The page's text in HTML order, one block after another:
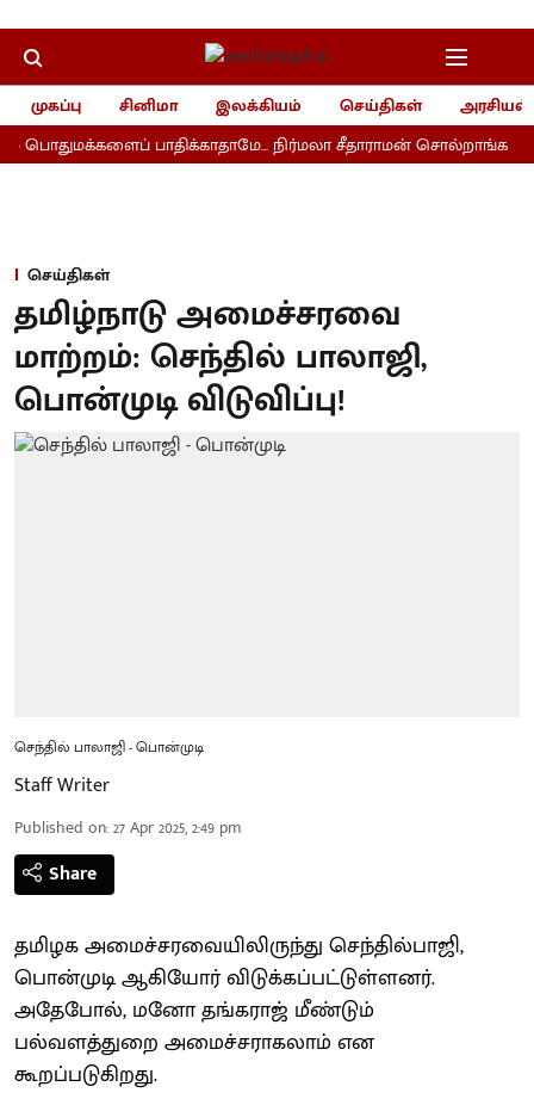
முகப்பு சினிமா இலக்கியம் செய்திகள்
அரசியல்
பாதிக்காதாமே... நிர்மலா சீதாராமன் சொல்றாங்க
செய்திகள்
தமிழ்நாடு அமைச்சரவை
மாற்றம்: செந்தில் பாலாஜி,
பொன்முடி விடுவிப்பு!
செந்தில் பாலாஜி - பொன்முடி
Staff Writer
Published on:27 Apr 2025, 2:49 pm
Share
தமிழக அமைச்சரவையிலிருந்து செந்தில்பாஜி,
பொன்முடி ஆகியோர் விடுக்கப்பட்டுள்ளனர்.
அதேபோல், மனோ தங்கராஜ் மீண்டும்
பல்வளத்துறை அமைச்சராகலாம் என
கூறப்படுகிறது.